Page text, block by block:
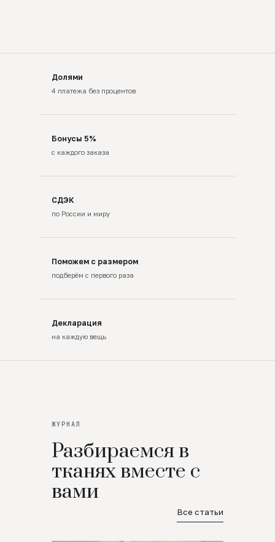
Долями
4 платежа без процентов
Бонусы 5%
с каждого заказа
СДЭК
по России и миру
Поможем с размером
подберём с первого раза
Декларация
на каждую вещь
ЖУРНАЛ
Разбираемся в
тканях вместе с
вами
Все статьи